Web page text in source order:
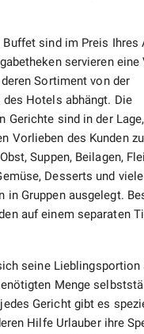
sind im Preis Ihres
servieren eine
Sortiment von der
Hotels abhängt. Die
Gerichte sind in der
Vorlieben des Kunden
Suppen, Beilagen,
Desserts und
in Gruppen ausgelegt.
auf einem separaten
seine Lieblingsportion
Menge
Gericht gibt es
Hilfe Urlauber ihre